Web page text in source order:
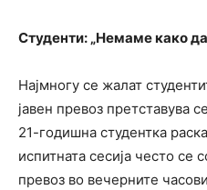
Студенти: „Немаме како
Најмногу се жалат
јавен превоз претставува
21-годишна студентка
испитната сесија често се
превоз во вечерните